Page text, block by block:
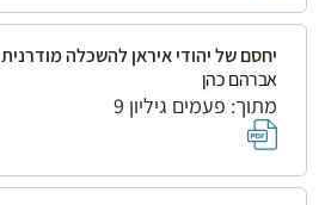
יחסם של יהודי איראן להשכלה מודרנית
אברהם כהן
מתוך: פעמים גיליון 9